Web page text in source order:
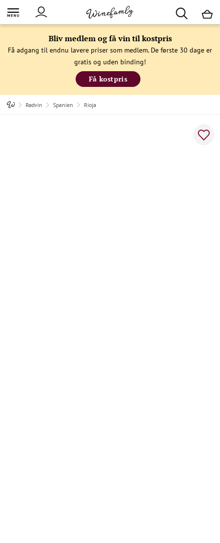
Bliv medlem og få vin til kostpris
Få adgang til endnu lavere priser som medlem. De første 30 dage er
gratis og uden binding!
Få kostpris
Rødvin Spanien Rioja